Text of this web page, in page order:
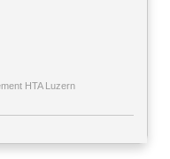
HTA Luzern